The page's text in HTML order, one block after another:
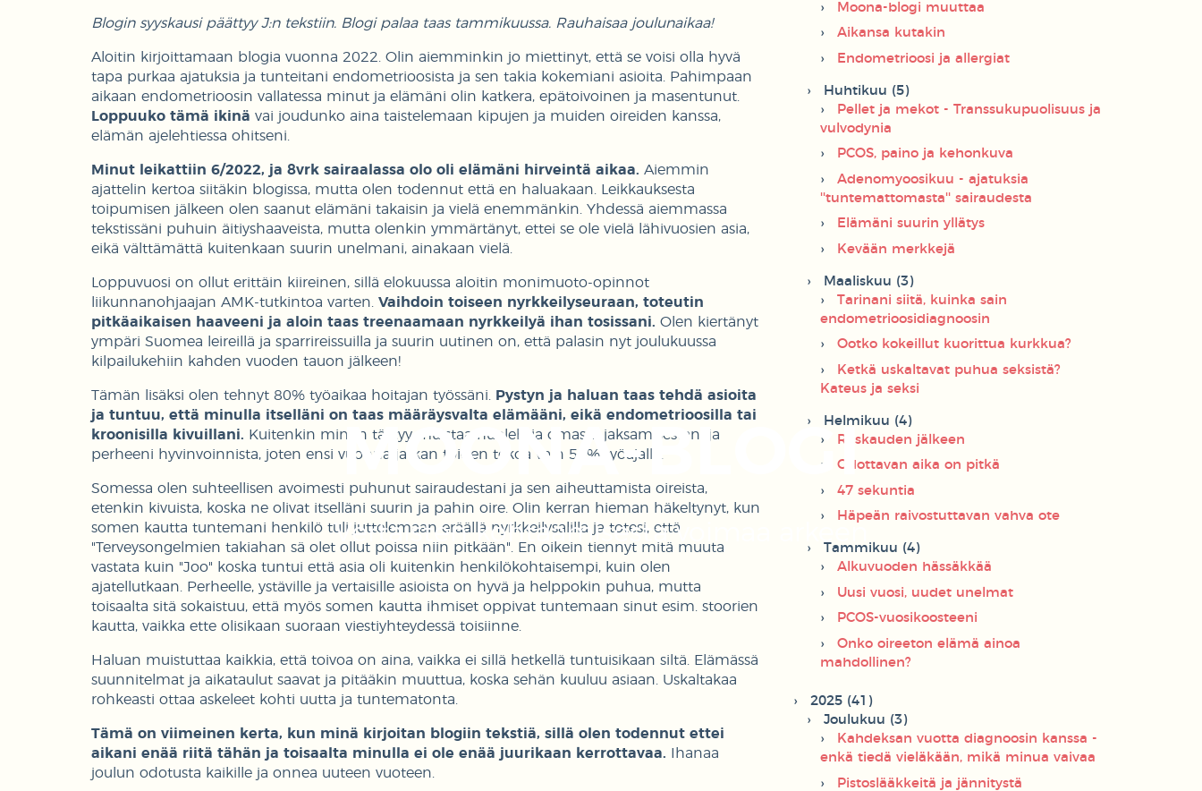
MOONA-BLOGI
Vertaisten kohtaamisesta voimaa arkeen
Blogin syyskausi päättyy J:n tekstiin. Blogi palaa taas tammikuussa. Rauhaisaa joulunaikaa!
Aloitin kirjoittamaan blogia vuonna 2022. Olin aiemminkin jo miettinyt, että se voisi olla hyvä
tapa purkaa ajatuksia ja tunteitani endometrioosista ja sen takia kokemiani asioita. Pahimpaan
aikaan endometrioosin vallatessa minut ja elämäni olin katkera, epätoivoinen ja masentunut.
Loppuuko tämä ikinä vai joudunko aina taistelemaan kipujen ja muiden oireiden kanssa,
elämän ajelehtiessa ohitseni.
Minut leikattiin 6/2022, ja 8vrk sairaalassa olo oli elämäni hirveintä aikaa. Aiemmin
ajattelin kertoa siitäkin blogissa, mutta olen todennut että en haluakaan. Leikkauksesta
toipumisen jälkeen olen saanut elämäni takaisin ja vielä enemmänkin. Yhdessä aiemmassa
tekstissäni puhuin äitiyshaaveista, mutta olenkin ymmärtänyt, ettei se ole vielä lähivuosien asia,
eikä välttämättä kuitenkaan suurin unelmani, ainakaan vielä.
Loppuvuosi on ollut erittäin kiireinen, sillä elokuussa aloitin monimuoto-opinnot
liikunnanohjaajan AMK-tutkintoa varten. Vaihdoin toiseen nyrkkeilyseuraan, toteutin
pitkäaikaisen haaveeni ja aloin taas treenaamaan nyrkkeilyä ihan tosissani. Olen kiertänyt
ympäri Suomea leireillä ja sparrireissuilla ja suurin uutinen on, että palasin nyt joulukuussa
kilpailukehiin kahden vuoden tauon jälkeen!
Tämän lisäksi olen tehnyt 80% työaikaa hoitajan työssäni. Pystyn ja haluan taas tehdä asioita
ja tuntuu, että minulla itselläni on taas määräysvalta elämääni, eikä endometrioosilla tai
kroonisilla kivuillani. Kuitenkin minun täytyy muistaa huolehtia omasta jaksamisestani ja
perheeni hyvinvoinnista, joten ensi vuonna jatkan töiden tekoa vain 50% työajalla.
Somessa olen suhteellisen avoimesti puhunut sairaudestani ja sen aiheuttamista oireista,
etenkin kivuista, koska ne olivat itselläni suurin ja pahin oire. Olin kerran hieman häkeltynyt, kun
somen kautta tuntemani henkilö tuli juttelemaan eräällä nyrkkeilysalilla ja totesi, että
"Terveysongelmien takiahan sä olet ollut poissa niin pitkään". En oikein tiennyt mitä muuta
vastata kuin "Joo" koska tuntui että asia oli kuitenkin henkilökohtaisempi, kuin olen
ajatellutkaan. Perheelle, ystäville ja vertaisille asioista on hyvä ja helppokin puhua, mutta
toisaalta sitä sokaistuu, että myös somen kautta ihmiset oppivat tuntemaan sinut esim. stoorien
kautta, vaikka ette olisikaan suoraan viestiyhteydessä toisiinne.
Haluan muistuttaa kaikkia, että toivoa on aina, vaikka ei sillä hetkellä tuntuisikaan siltä. Elämässä
suunnitelmat ja aikataulut saavat ja pitääkin muuttua, koska sehän kuuluu asiaan. Uskaltakaa
rohkeasti ottaa askeleet kohti uutta ja tuntematonta.
Tämä on viimeinen kerta, kun minä kirjoitan blogiin tekstiä, sillä olen todennut ettei
aikani enää riitä tähän ja toisaalta minulla ei ole enää juurikaan kerrottavaa. Ihanaa
joulun odotusta kaikille ja onnea uuteen vuoteen.
Moona-blogi muuttaa
Aikansa kutakin
Endometrioosi ja allergiat
Huhtikuu (5)
Pellet ja mekot - Transsukupuolisuus ja
vulvodynia
PCOS, paino ja kehonkuva
Adenomyoosikuu - ajatuksia
''tuntemattomasta'' sairaudesta
Elämäni suurin yllätys
Kevään merkkejä
Maaliskuu (3)
Tarinani siitä, kuinka sain
endometrioosidiagnoosin
Ootko kokeillut kuorittua kurkkua?
Ketkä uskaltavat puhua seksistä?
Kateus ja seksi
Helmikuu (4)
Raskauden jälkeen
Odottavan aika on pitkä
47 sekuntia
Häpeän raivostuttavan vahva ote
Tammikuu (4)
Alkuvuoden hässäkkää
Uusi vuosi, uudet unelmat
PCOS-vuosikoosteeni
Onko oireeton elämä ainoa
mahdollinen?
2025 (41)
Joulukuu (3)
Kahdeksan vuotta diagnoosin kanssa -
enkä tiedä vieläkään, mikä minua vaivaa
Pistoslääkkeitä ja jännitystä